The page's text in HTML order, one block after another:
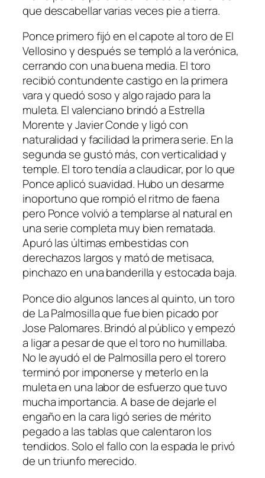
que descabellar varias veces pie a tierra.
Ponce primero fijó en el capote al toro de El
Vellosino y después se templó a la verónica,
cerrando con una buena media. El toro
recibió contundente castigo en la primera
vara y quedó soso y algo rajado para la
muleta. El valenciano brindó a Estrella
Morente y Javier Conde y ligó con
naturalidad y facilidad la primera serie. En la
segunda se gustó más, con verticalidad y
temple. El toro tendía a claudicar, por lo que
Ponce aplicó suavidad. Hubo un desarme
inoportuno que rompió el ritmo de faena
pero Ponce volvió a templarse al natural en
una serie completa muy bien rematada.
Apuró las últimas embestidas con
derechazos largos y mató de metisaca,
pinchazo en una banderilla y estocada baja.
Ponce dio algunos lances al quinto, un toro
de La Palmosilla que fue bien picado por
Jose Palomares. Brindó al público y empezó
a ligar a pesar de que el toro no humillaba.
No le ayudó el de Palmosilla pero el torero
terminó por imponerse y meterlo en la
muleta en una labor de esfuerzo que tuvo
mucha importancia. A base de dejarle el
engaño en la cara ligó series de mérito
pegado a las tablas que calentaron los
tendidos. Solo el fallo con la espada le privó
de un triunfo merecido.